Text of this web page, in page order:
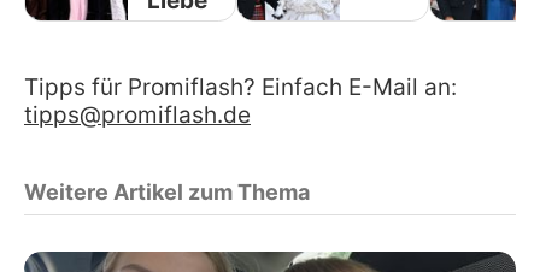
Tipps für Promiflash? Einfach E-Mail an:
tipps@promiflash.de
Weitere Artikel zum Thema